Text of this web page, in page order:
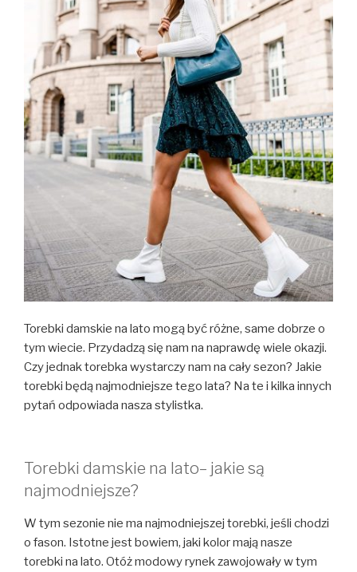
Torebki damskie na lato mogą być różne, same dobrze o
tym wiecie. Przydadzą się nam na naprawdę wiele okazji.
Czy jednak torebka wystarczy nam na cały sezon? Jakie
torebki będą najmodniejsze tego lata? Na te i kilka innych
pytań odpowiada nasza stylistka.
Torebki damskie na lato– jakie są
najmodniejsze?
W tym sezonie nie ma najmodniejszej torebki, jeśli chodzi
o fason. Istotne jest bowiem, jaki kolor mają nasze
torebki na lato. Otóż modowy rynek zawojowały w tym